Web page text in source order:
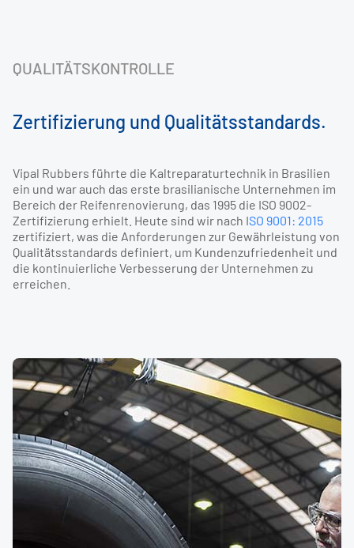
QUALITÄTSKONTROLLE
Zertifizierung und Qualitätsstandards.
Vipal Rubbers führte die Kaltreparaturtechnik in Brasilien
ein und war auch das erste brasilianische Unternehmen im
Bereich der Reifenrenovierung, das 1995 die ISO 9002-
Zertifizierung erhielt. Heute sind wir nach ISO 9001: 2015
zertifiziert, was die Anforderungen zur Gewährleistung von
Qualitätsstandards definiert, um Kundenzufriedenheit und
die kontinuierliche Verbesserung der Unternehmen zu
erreichen.